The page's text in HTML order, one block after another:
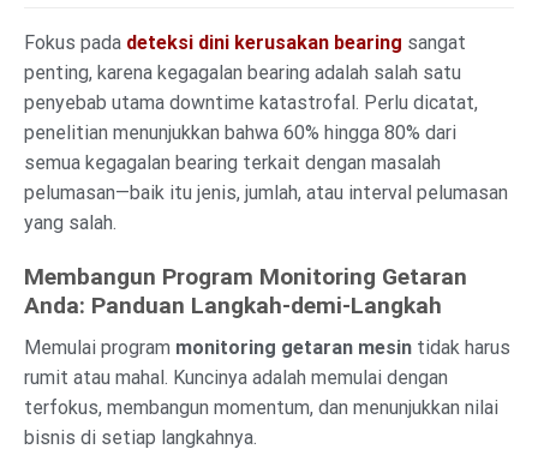
Fokus pada deteksi dini kerusakan bearing sangat
penting, karena kegagalan bearing adalah salah satu
penyebab utama downtime katastrofal. Perlu dicatat,
penelitian menunjukkan bahwa 60% hingga 80% dari
semua kegagalan bearing terkait dengan masalah
pelumasan—baik itu jenis, jumlah, atau interval pelumasan
yang salah.
Membangun Program Monitoring Getaran
Anda: Panduan Langkah-demi-Langkah
Memulai program monitoring getaran mesin tidak harus
rumit atau mahal. Kuncinya adalah memulai dengan
terfokus, membangun momentum, dan menunjukkan nilai
bisnis di setiap langkahnya.